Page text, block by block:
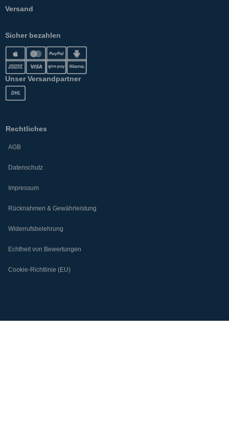
Versand
Sicher bezahlen
Unser Versandpartner
Rechtliches
AGB
Datenschutz
Impressum
Rücknahmen & Gewährleistung
Widerrufsbelehrung
Echtheit von Bewertungen
Cookie-Richtlinie (EU)